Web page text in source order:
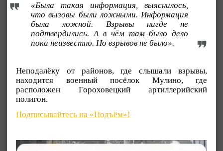
«Была такая информация, выяснилось,
что вызовы были ложными. Информация
была ложной. Взрывы нигде не
подтвердились. А в чём там было дело
пока неизвестно. Но взрывов не было».
Неподалёку от районов, где слышали взрывы,
находится военный посёлок Мулино, где
расположен Гороховецкий артиллерийский
полигон.
Подписывайтесь на «Подъём»!
Видеоплеер